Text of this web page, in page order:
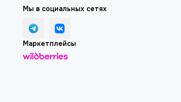
Мы в социальных сетях
Маркетплейсы